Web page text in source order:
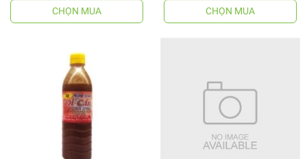
CHỌN MUA CHỌN MUA